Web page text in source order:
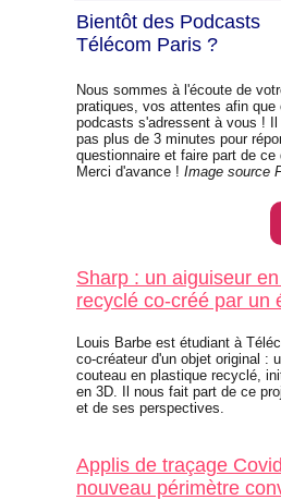
Bientôt des Podcasts
Télécom Paris ?
Nous sommes à l'écoute de
pratiques, vos attentes afin que
podcasts s'adressent à vous !
pas plus de 3 minutes pour
questionnaire et faire part de
Merci d'avance ! Image source
Sharp : un aiguiseur
recyclé co-créé par un
Louis Barbe est étudiant à
co-créateur d'un objet original :
couteau en plastique recyclé,
en 3D. Il nous fait part de ce
et de ses perspectives.
Applis de traçage
nouveau périmètre